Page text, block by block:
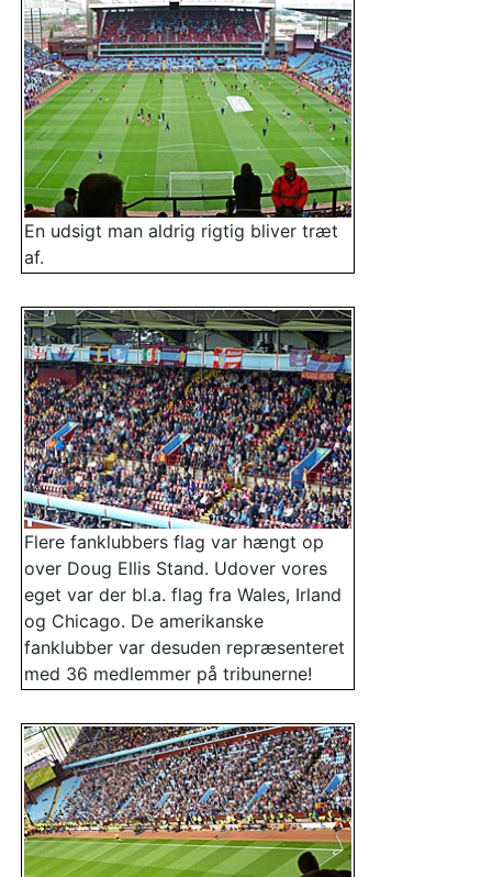
En udsigt man aldrig rigtig bliver træt
af.
Flere fanklubbers flag var hængt op
over Doug Ellis Stand. Udover vores
eget var der bl.a. flag fra Wales, Irland
og Chicago. De amerikanske
fanklubber var desuden repræsenteret
med 36 medlemmer på tribunerne!